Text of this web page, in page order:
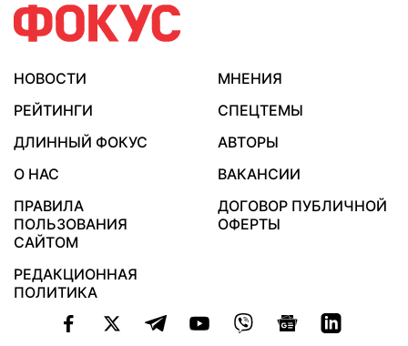
НОВОСТИ
МНЕНИЯ
РЕЙТИНГИ
СПЕЦТЕМЫ
ДЛИННЫЙ ФОКУС
АВТОРЫ
О НАС
ВАКАНСИИ
ПРАВИЛА
ПОЛЬЗОВАНИЯ
САЙТОМ
ДОГОВОР ПУБЛИЧНОЙ
ОФЕРТЫ
РЕДАКЦИОННАЯ
ПОЛИТИКА